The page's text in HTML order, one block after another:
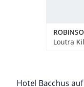
Loutra
Hotel Bacchus